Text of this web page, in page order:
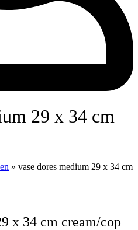
» vase dores medium 29 x 34 cm
x 34 cm cream/cop